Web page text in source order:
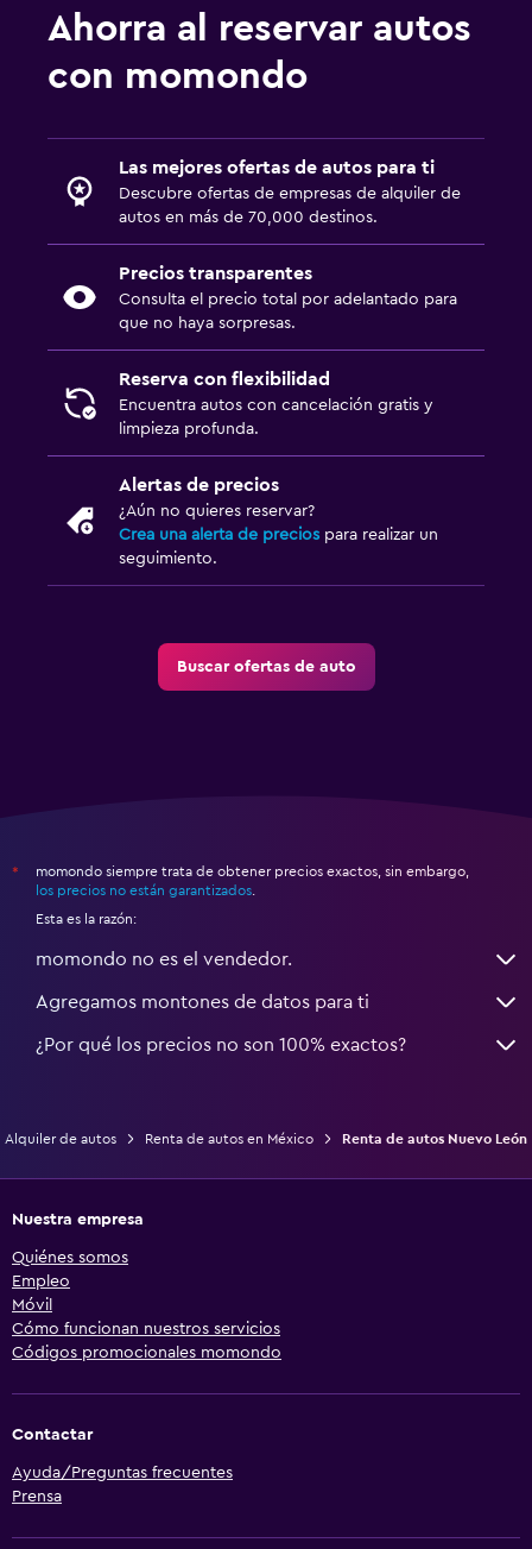
Ahorra al reservar autos
con momondo
Las mejores ofertas de autos para ti
Descubre ofertas de empresas de alquiler de
autos en más de 70,000 destinos.
Precios transparentes
Consulta el precio total por adelantado para
que no haya sorpresas.
Reserva con flexibilidad
Encuentra autos con cancelación gratis y
limpieza profunda.
Alertas de precios
¿Aún no quieres reservar?
Crea una alerta de precios para realizar un
seguimiento.
Buscar ofertas de auto
*
momondo siempre trata de obtener precios exactos, sin embargo,
los precios no están garantizados.
Esta es la razón:
momondo no es el vendedor.
Agregamos montones de datos para ti
¿Por qué los precios no son 100% exactos?
Alquiler de autos Renta de autos en México Renta de autos Nuevo León
Nuestra empresa
Quiénes somos
Empleo
Móvil
Cómo funcionan nuestros servicios
Códigos promocionales momondo
Contactar
Ayuda/Preguntas frecuentes
Prensa